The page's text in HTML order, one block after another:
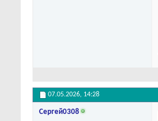
07.05.2026, 14:28
Сергей0308